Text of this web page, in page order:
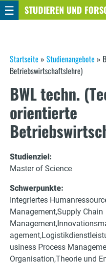
Direkt
zum
STUDIEREN UND
STUTTGART
☰
S
i
e
s
i
n
d
h
i
e
r
Startseite » Studienangebote »
Betriebswirtschaftslehre)
BWL techn.
orientierte
Studienziel:
Master of Science
Schwerpunkte:
Integriertes
ManagementSupply Chain
Management
agement
usiness Process
Organisation Theorie und